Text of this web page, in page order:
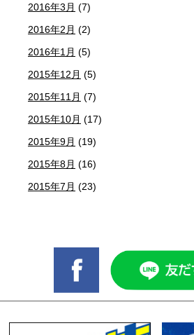
2016年3月 (7)
2016年2月 (2)
2016年1月 (5)
2015年12月 (5)
2015年11月 (7)
2015年10月 (17)
2015年9月 (19)
2015年8月 (16)
2015年7月 (23)